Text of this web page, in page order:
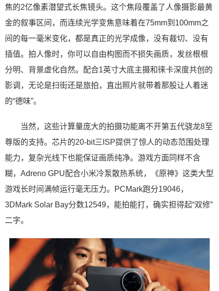
焦的2亿像素潜望式长焦镜头。这个焦段覆盖了人像摄影最黄
金的叙事区间，而连续光学变焦意味着在75mm到100mm之
间的每一毫米变化，都是真正的光学成像，没有裁切、没有
插值。拍人像时，你可以自由构图而不损失画质，发丝根根
分明、背景虚化自然。配合1英寸大底主摄和徕卡深度共创的
影调，无论是扫街还是旅拍，直出照片就带着那股让人着迷
的“德味”。
当然，这些计算量庞大的拍摄功能离不开第五代骁龙8至
尊版的支持。芯片的20-bit三ISP提供了惊人的动态范围处理
能力，复杂光线下也能保证画质纯净。游戏方面同样不含
糊，Adreno GPU配合小米冷泵散热系统，《原神》这类大型
游戏长时间满帧运行毫无压力。PCMark跑分19046，
3DMark Solar Bay分数12549，能拍能打，确实担得起“双修”
二字。